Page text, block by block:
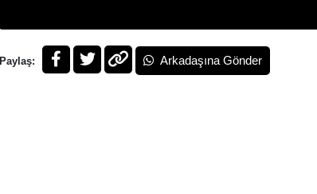
Paylaş: Arkadaşına Gönder